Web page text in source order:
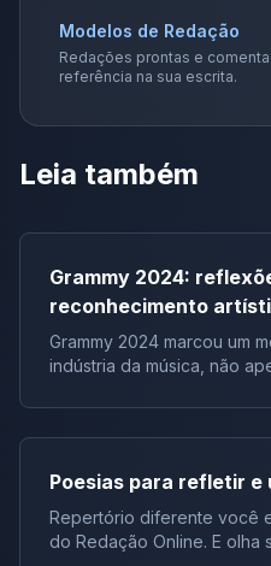
Modelos de Redação
Redações prontas e
referência na sua escrita.
Leia também
Grammy 2024:
reconhecimento
Grammy 2024 marcou um
indústria da música, não
pelos discursos e reações
evento em si. Em
sobre a falta de artistas
categorias importantes do
proporcionam amplo
redações. Estudantes,
Poesias para refletir e
Repertório diferente você
do Redação Online. E olha